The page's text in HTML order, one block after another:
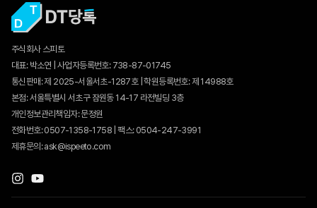
주식회사 스피토
대표: 박소연 | 사업자등록번호: 738-87-01745
통신판매:제 2025-서울서초-1287호| 학원등록번호: 제 14988호
본점: 서울특별시 서초구 잠원동 14-17 라전빌딩 3층
개인정보관리책임자: 문정원
전화번호: 0507-1358-1758 | 팩스: 0504-247-3991
제휴문의: ask@ispeeto.com